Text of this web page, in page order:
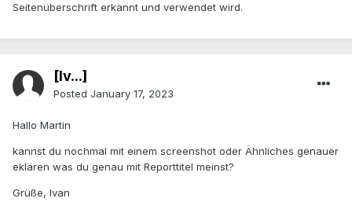
Seitenüberschrift erkannt und verwendet wird.
[Iv...]
Posted January 17, 2023
Hallo Martin
kannst du nochmal mit einem screenshot oder Ähnliches genauer
eklären was du genau mit Reporttitel meinst?
Grüße, Ivan